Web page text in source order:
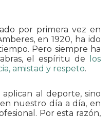
por primera vez en
en 1920, ha ido
Pero siempre ha
el espíritu de
los
amistad y respeto.
aplican al deporte, sino
nuestro día a día, en
Por esta razón,